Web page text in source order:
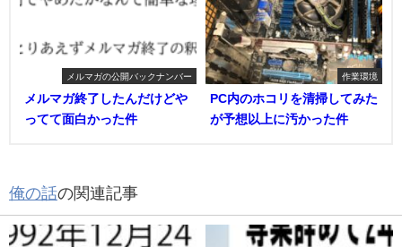
メルマガの公開バックナンバー
メルマガ終了したんだけどや
ってて面白かった件
作業環境
PC内のホコリを清掃してみた
が予想以上に汚かった件
俺の話の関連記事